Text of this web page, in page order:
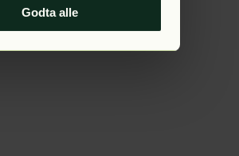
Godta alle